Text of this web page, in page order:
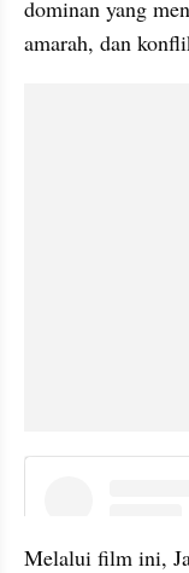
dominan yang
amarah, dan
Melalui film ini,